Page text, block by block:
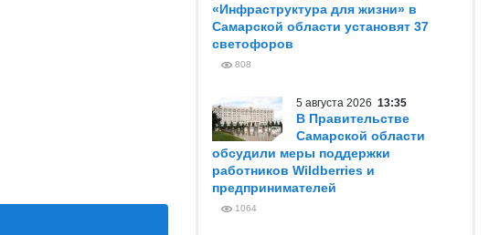
«Инфраструктура для жизни» в
Самарской области установят 37
светофоров
808
5 августа 2026 13:35
В Правительстве
Самарской области
обсудили меры поддержки
работников Wildberries и
предпринимателей
1064